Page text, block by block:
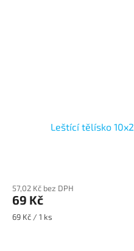
Leštící tělísko
57,02 Kč bez DPH
69 Kč
Měrná
69 Kč / 1 ks